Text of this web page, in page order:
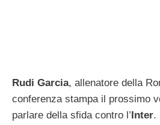
Rudi Garcia, allenatore della
conferenza stampa il prossimo
parlare della sfida contro l’ Inter.